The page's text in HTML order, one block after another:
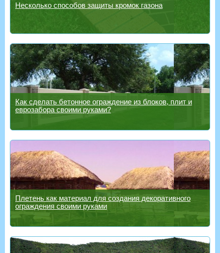
Несколько способов защиты кромок газона
Как сделать бетонное ограждение из блоков, плит и
еврозабора своими руками?
Плетень как материал для создания декоративного
ограждения своими руками